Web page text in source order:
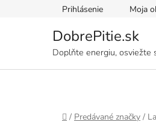
Prihlásenie Moja
DobrePitie.sk
Doplňte energiu, osviežte
Domov
/ Predávané značky /